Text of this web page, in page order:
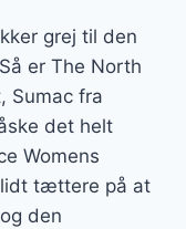
grej til den
er The North
Sumac fra
det helt
Womens
lidt tættere på at
den